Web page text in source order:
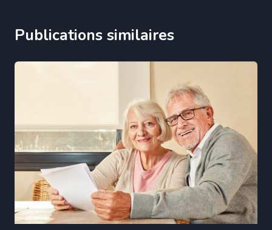
Publications similaires